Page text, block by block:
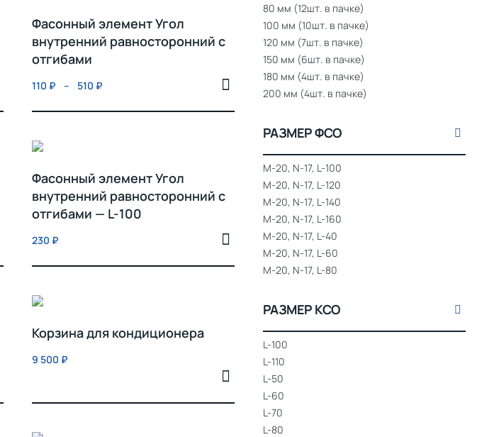
Фасонный элемент Угол
внутренний равносторонний с
отгибами
110 ₽ – 510 ₽
Фасонный элемент Угол
внутренний равносторонний с
отгибами — L-100
230 ₽
Корзина для кондиционера
9 500 ₽
80 мм (12шт. в пачке)
100 мм (10шт. в пачке)
120 мм (7шт. в пачке)
150 мм (6шт. в пачке)
180 мм (4шт. в пачке)
200 мм (4шт. в пачке)
РАЗМЕР ФСО
M-20, N-17, L-100
M-20, N-17, L-120
M-20, N-17, L-140
M-20, N-17, L-160
M-20, N-17, L-40
M-20, N-17, L-60
M-20, N-17, L-80
РАЗМЕР КСО
L-100
L-110
L-50
L-60
L-70
L-80